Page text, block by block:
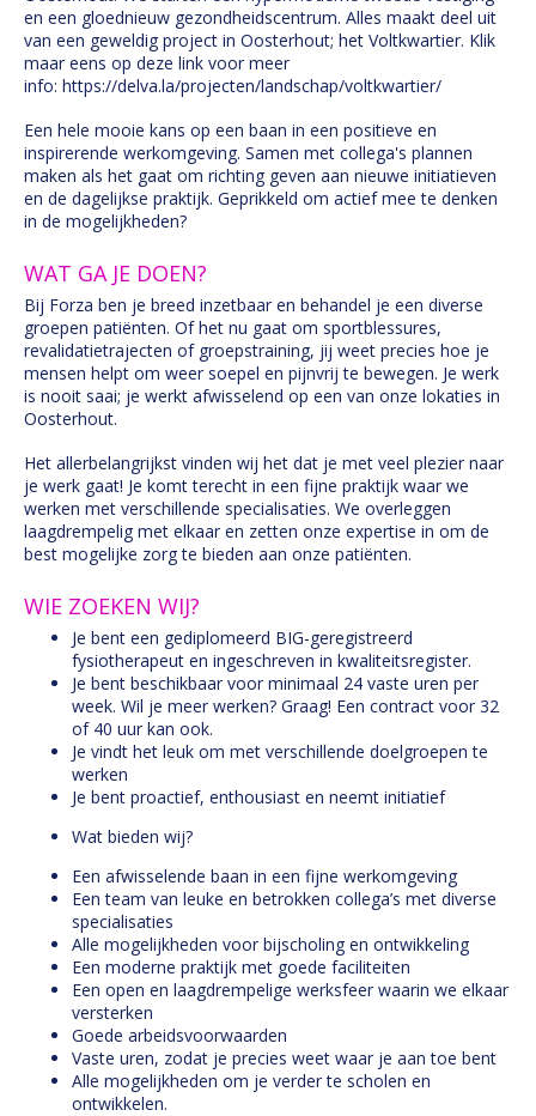
en een gloednieuw gezondheidscentrum. Alles maakt deel uit
van een geweldig project in Oosterhout; het Voltkwartier. Klik
maar eens op deze link voor meer
info: https://delva.la/projecten/landschap/voltkwartier/
Een hele mooie kans op een baan in een positieve en
inspirerende werkomgeving. Samen met collega's plannen
maken als het gaat om richting geven aan nieuwe initiatieven
en de dagelijkse praktijk. Geprikkeld om actief mee te denken
in de mogelijkheden?
WAT GA JE DOEN?
Bij Forza ben je breed inzetbaar en behandel je een diverse
groepen patiënten. Of het nu gaat om sportblessures,
revalidatietrajecten of groepstraining, jij weet precies hoe je
mensen helpt om weer soepel en pijnvrij te bewegen. Je werk
is nooit saai; je werkt afwisselend op een van onze lokaties in
Oosterhout.
Het allerbelangrijkst vinden wij het dat je met veel plezier naar
je werk gaat! Je komt terecht in een fijne praktijk waar we
werken met verschillende specialisaties. We overleggen
laagdrempelig met elkaar en zetten onze expertise in om de
best mogelijke zorg te bieden aan onze patiënten.
WIE ZOEKEN WIJ?
Je bent een gediplomeerd BIG-geregistreerd
fysiotherapeut en ingeschreven in kwaliteitsregister.
Je bent beschikbaar voor minimaal 24 vaste uren per
week. Wil je meer werken? Graag! Een contract voor 32
of 40 uur kan ook.
Je vindt het leuk om met verschillende doelgroepen te
werken
Je bent proactief, enthousiast en neemt initiatief
Wat bieden wij?
Een afwisselende baan in een fijne werkomgeving
Een team van leuke en betrokken collega’s met diverse
specialisaties
Alle mogelijkheden voor bijscholing en ontwikkeling
Een moderne praktijk met goede faciliteiten
Een open en laagdrempelige werksfeer waarin we elkaar
versterken
Goede arbeidsvoorwaarden
Vaste uren, zodat je precies weet waar je aan toe bent
Alle mogelijkheden om je verder te scholen en
ontwikkelen.